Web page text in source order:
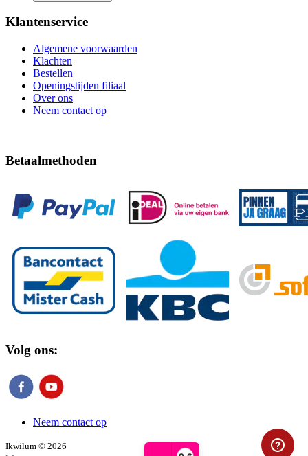
Klantenservice
Algemene voorwaarden
Klachten
Bestellen
Openingstijden filiaal
Over ons
Neem contact op
Betaalmethoden
Volg ons:
Neem contact op
Ikwilum © 2026